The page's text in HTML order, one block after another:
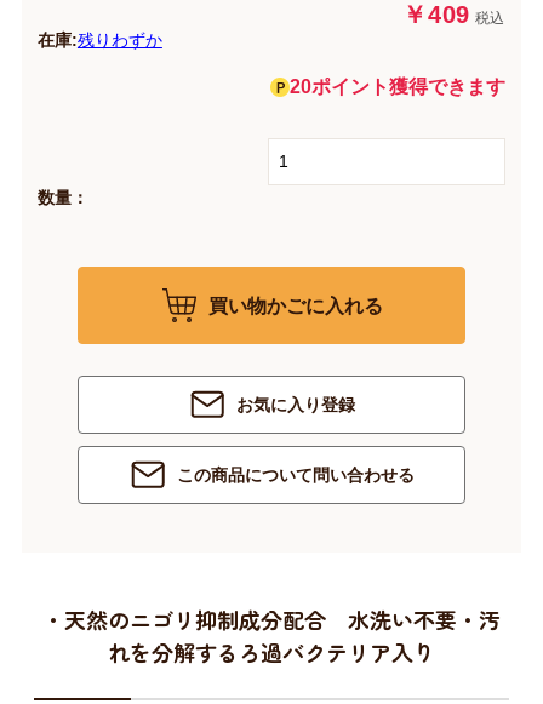
￥409 税込
在庫:残りわずか
20ポイント獲得できます
数量：
買い物かごに入れる
お気に入り登録
この商品について問い合わせる
・天然のニゴリ抑制成分配合 水洗い不要・汚
れを分解するろ過バクテリア入り